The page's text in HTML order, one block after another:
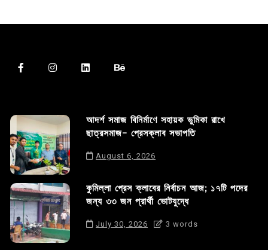
আদর্শ সমাজ বিনির্মাণে সহায়ক ভুমিকা রাখে
ছাত্রসমাজ- প্রেসক্লাব সভাপতি
August 6, 2026
কুমিল্লা প্রেস ক্লাবের নির্বাচন আজ; ১৭টি পদের
জন্য ৩৩ জন প্রার্থী ভোটযুদ্ধে
July 30, 2026 3 words